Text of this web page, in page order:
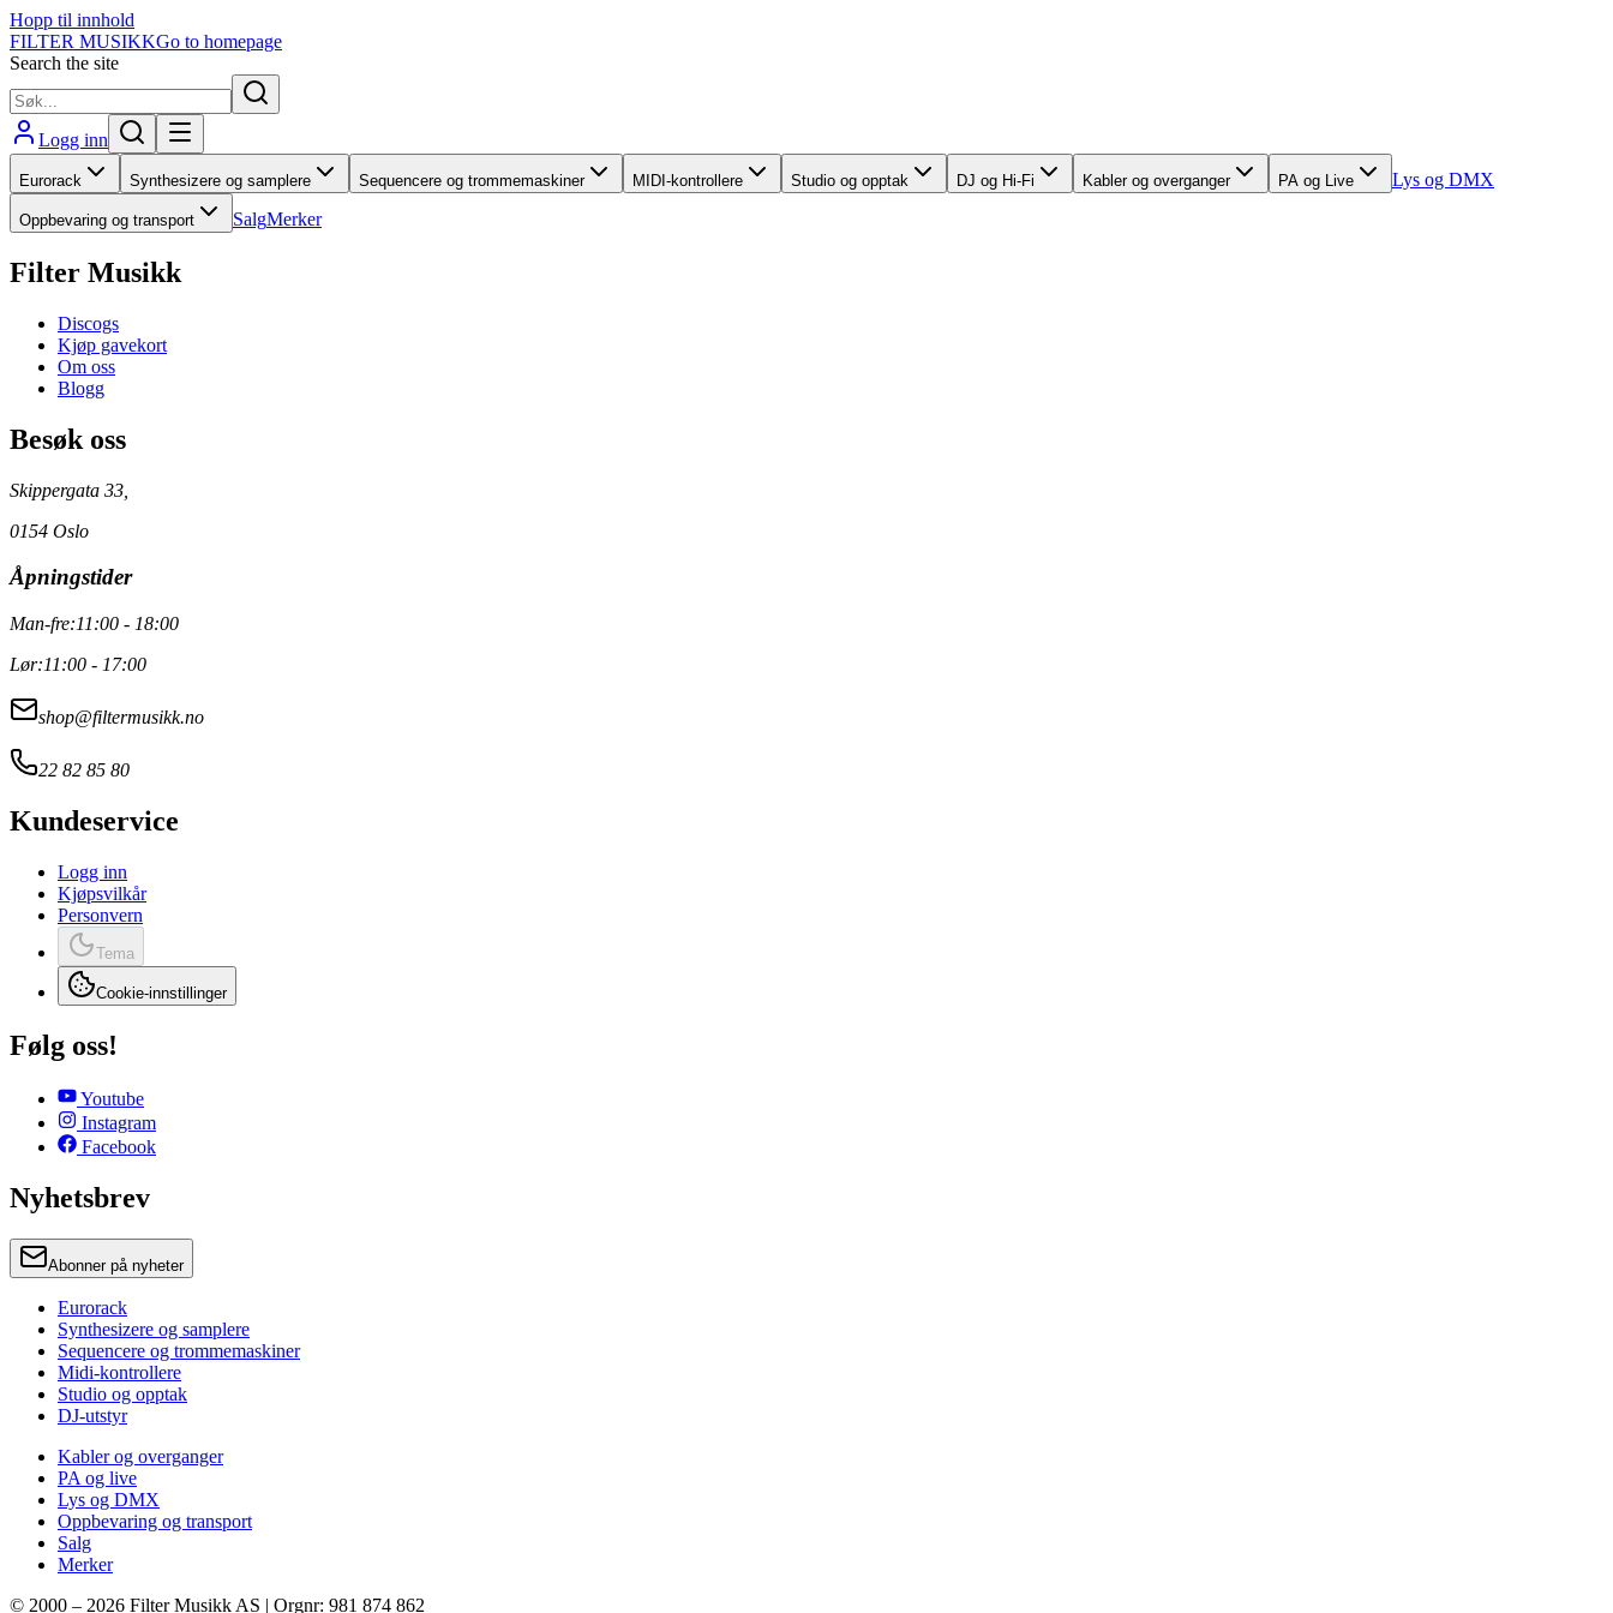
Hopp til innhold
FILTER MUSIKKGo to homepage
Search the site
Logg inn
Eurorack Synthesizere og samplere Sequencere og trommemaskiner MIDI-kontrollere Studio og opptak DJ og Hi-Fi Kabler og overganger PA og Live Lys og DMX
Oppbevaring og transport SalgMerker
Filter Musikk
Discogs
Kjøp gavekort
Om oss
Blogg
Besøk oss
Skippergata 33,
0154 Oslo
Åpningstider
Man-fre:11:00 - 18:00
Lør:11:00 - 17:00
shop@filtermusikk.no
22 82 85 80
Kundeservice
Logg inn
Kjøpsvilkår
Personvern
Tema
Cookie-innstillinger
Følg oss!
Youtube
Instagram
Facebook
Nyhetsbrev
Abonner på nyheter
Eurorack
Synthesizere og samplere
Sequencere og trommemaskiner
Midi-kontrollere
Studio og opptak
DJ-utstyr
Kabler og overganger
PA og live
Lys og DMX
Oppbevaring og transport
Salg
Merker
© 2000 – 2026 Filter Musikk AS | Orgnr: 981 874 862